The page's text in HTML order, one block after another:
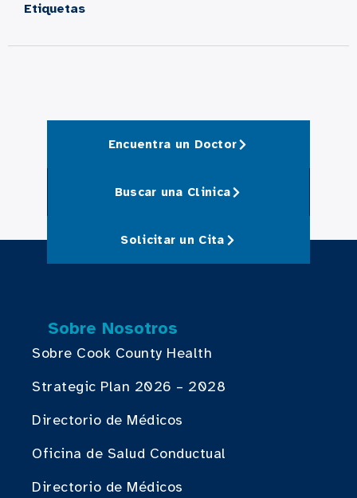
Etiquetas
Encuentra un Doctor
Buscar una Clinica
Solicitar un Cita
Sobre Nosotros
Sobre Cook County Health
Strategic Plan 2026 – 2028
Directorio de Médicos
Oficina de Salud Conductual
Directorio de Médicos